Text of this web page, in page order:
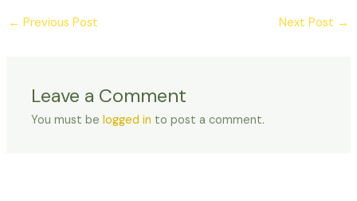
← Previous Post Next Post →
Leave a Comment
You must belogged in to post a comment.